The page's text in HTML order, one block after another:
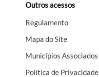
Outros acessos
Regulamento
Mapa do Site
Municípios Associados
Política de Privacidade